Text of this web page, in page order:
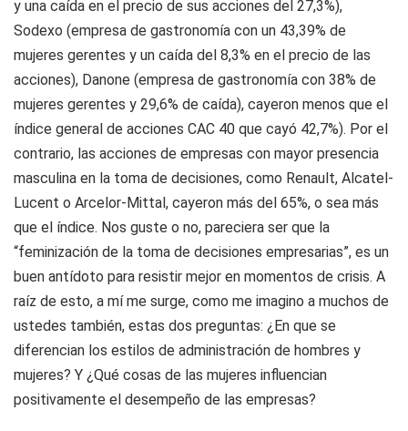
y una caída en el precio de sus acciones del 27,3%),
Sodexo (empresa de gastronomía con un 43,39% de
mujeres gerentes y un caída del 8,3% en el precio de las
acciones), Danone (empresa de gastronomía con 38% de
mujeres gerentes y 29,6% de caída), cayeron menos que el
índice general de acciones CAC 40 que cayó 42,7%). Por el
contrario, las acciones de empresas con mayor presencia
masculina en la toma de decisiones, como Renault, Alcatel-
Lucent o Arcelor-Mittal, cayeron más del 65%, o sea más
que el índice. Nos guste o no, pareciera ser que la
“feminización de la toma de decisiones empresarias”, es un
buen antídoto para resistir mejor en momentos de crisis. A
raíz de esto, a mí me surge, como me imagino a muchos de
ustedes también, estas dos preguntas: ¿En que se
diferencian los estilos de administración de hombres y
mujeres? Y ¿Qué cosas de las mujeres influencian
positivamente el desempeño de las empresas?